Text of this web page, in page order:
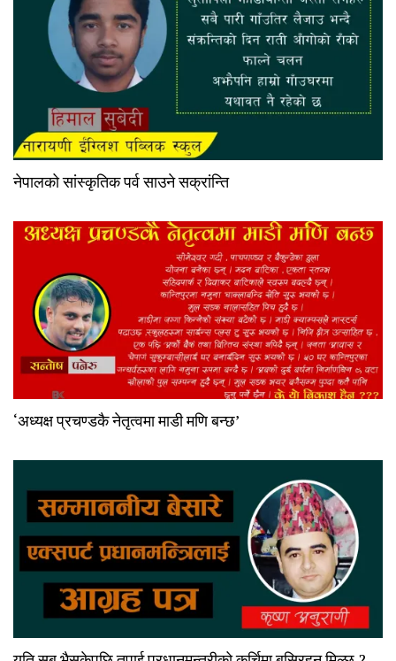
नेपालको सांस्कृतिक पर्व साउने सक्रांन्ति
‘अध्यक्ष प्रचण्डकै नेतृत्वमा माडी मणि बन्छ’